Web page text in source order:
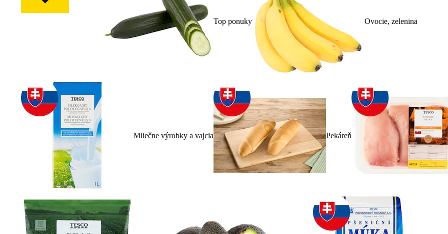
Top ponuky Ovocie, zelenina
Mliečne výrobky a vajcia Pekáreň